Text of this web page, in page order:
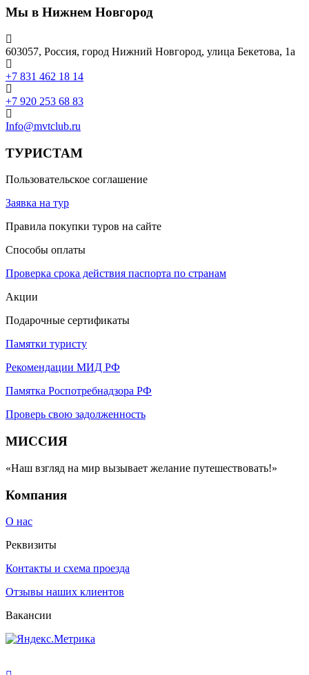
Мы в Нижнем Новгород
603057, Россия, город Нижний Новгород, улица Бекетова, 1а
+7 831 462 18 14
+7 920 253 68 83
Info@mvtclub.ru
ТУРИСТАМ
Пользовательское соглашение
Заявка на тур
Правила покупки туров на сайте
Способы оплаты
Проверка срока действия паспорта по странам
Акции
Подарочные сертификаты
Памятки туристу
Рекомендации МИД РФ
Памятка Роспотребнадзора РФ
Проверь свою задолженность
МИССИЯ
«Наш взгляд на мир вызывает желание путешествовать!»
Компания
О нас
Реквизиты
Контакты и схема проезда
Отзывы наших клиентов
Вакансии